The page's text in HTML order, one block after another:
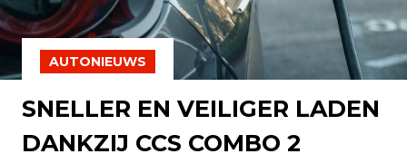
AUTONIEUWS
SNELLER EN VEILIGER LADEN
DANKZIJ CCS COMBO 2